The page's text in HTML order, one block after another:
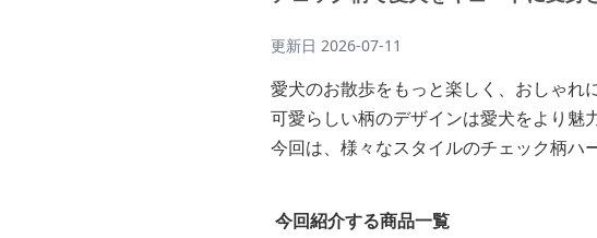
更新日 2026-07-11
愛犬のお散歩をもっと楽しく、おしゃれ
可愛らしい柄のデザインは愛犬をより魅
今回は、様々なスタイルのチェック柄ハ
今回紹介する商品一覧